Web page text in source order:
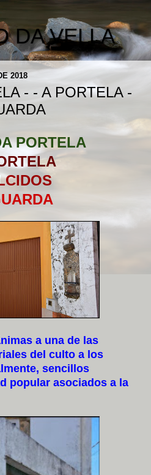
DA VELLA
2018
- - A PORTELA -
PORTELA
a una de las
del culto a los
sencillos
popular asociados a la